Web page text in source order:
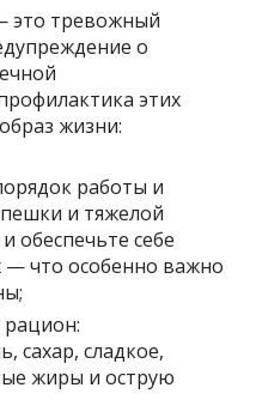
тревожный
о
этих
жизни:
работы и
и тяжелой
обеспечьте себе
что особенно важно
рацион:
сахар, сладкое,
жиры и острую